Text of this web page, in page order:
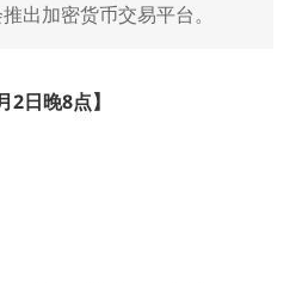
出加密货币交易平台。
2日晚8点】